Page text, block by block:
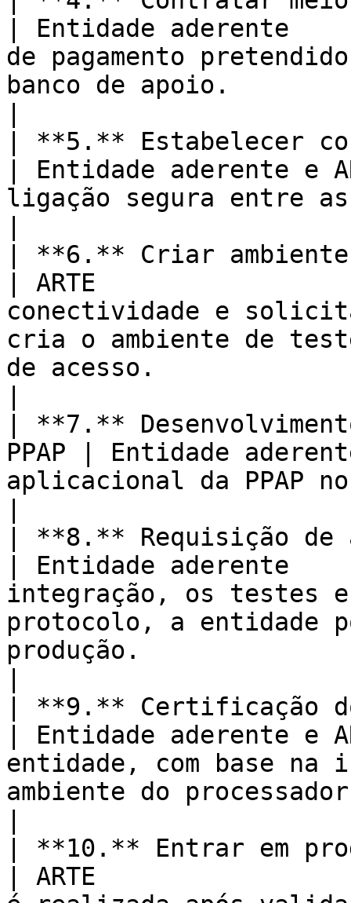
| Entidade aderente
de pagamento
banco de apoio.
| **5.** Estabelecer
| Entidade aderente e
ligação segura entre
| **6.** Criar
| ARTE
conectividade e
cria o ambiente de
de acesso.
| **7.**
PPAP | Entidade
aplicacional da PPAP
| **8.** Requisição de
| Entidade aderente
integração, os testes
protocolo, a entidade
produção.
| **9.** Certificação
| Entidade aderente e
entidade, com base na
ambiente do
| **10.** Entrar em
| ARTE